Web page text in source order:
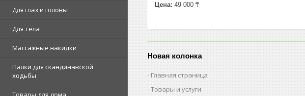
Для глаз и головы
Для тела
Массажные накидки
Палки для скандинавской
ходьбы
Цена: 49 000 ₸
Новая колонка
Главная страница
Товары и услуги